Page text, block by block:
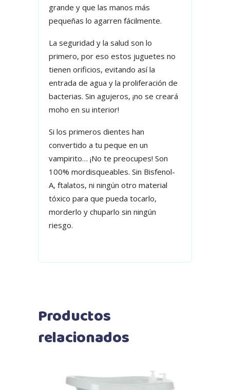
grande y que las manos más
pequeñas lo agarren fácilmente.
La seguridad y la salud son lo
primero, por eso estos juguetes no
tienen orificios, evitando así la
entrada de agua y la proliferación de
bacterias. Sin agujeros, ¡no se creará
moho en su interior!
Si los primeros dientes han
convertido a tu peque en un
vampirito… ¡No te preocupes! Son
100% mordisqueables. Sin Bisfenol-
A, ftalatos, ni ningún otro material
tóxico para que pueda tocarlo,
morderlo y chuparlo sin ningún
riesgo.
Productos
relacionados